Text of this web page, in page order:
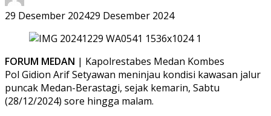
29 Desember 202429 Desember 2024
FORUM MEDAN | Kapolrestabes Medan Kombes
Pol Gidion Arif Setyawan meninjau kondisi kawasan jalur
puncak Medan-Berastagi, sejak kemarin, Sabtu
(28/12/2024) sore hingga malam.